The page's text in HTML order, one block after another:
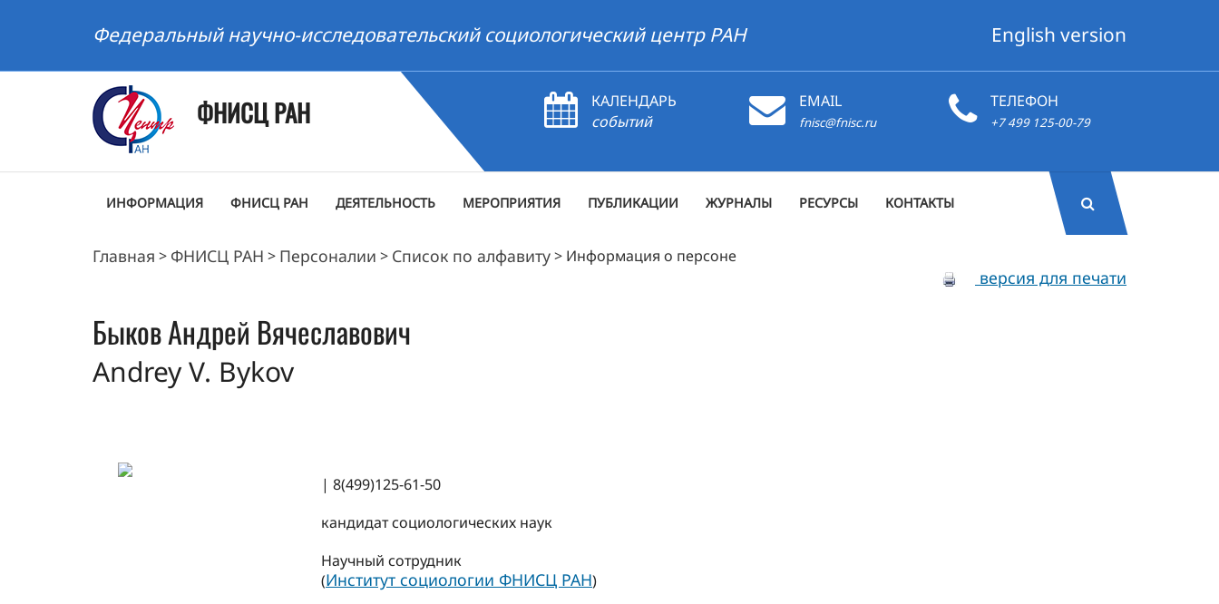
Федеральный научно-исследовательский социологический центр РАН English version
ФНИСЦ РАН
КАЛЕНДАРЬ
событий
EMAIL
fnisc@fnisc.ru
ТЕЛЕФОН
+7 499 125-00-79
ИНФОРМАЦИЯ ФНИСЦ РАН ДЕЯТЕЛЬНОСТЬ МЕРОПРИЯТИЯ ПУБЛИКАЦИИ ЖУРНАЛЫ РЕСУРСЫ КОНТАКТЫ
Главная > ФНИСЦ РАН > Персоналии > Список по алфавиту> Информация о персоне
версия для печати
БыковАндрей Вячеславович
Andrey V. Bykov
| 8(499)125-61-50
кандидат социологических наук
Научный сотрудник
(Институт социологии ФНИСЦ РАН)